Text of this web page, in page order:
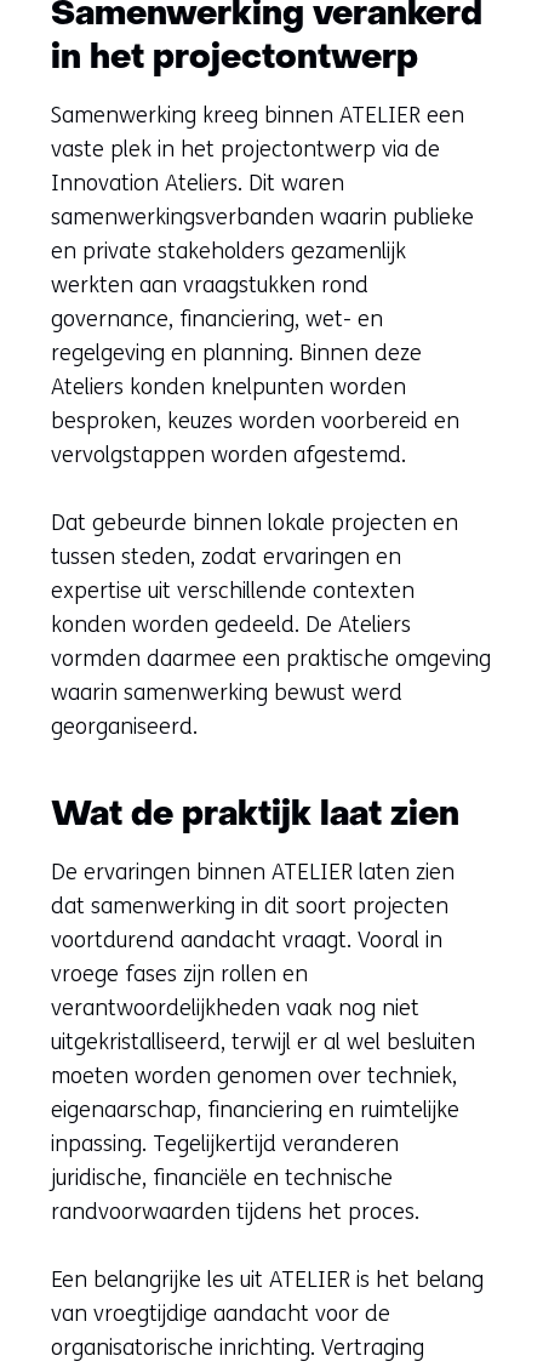
Samenwerking verankerd
in het projectontwerp
Samenwerking kreeg binnen ATELIER een
vaste plek in het projectontwerp via de
Innovation Ateliers. Dit waren
samenwerkingsverbanden waarin publieke
en private stakeholders gezamenlijk
werkten aan vraagstukken rond
governance, financiering, wet- en
regelgeving en planning. Binnen deze
Ateliers konden knelpunten worden
besproken, keuzes worden voorbereid en
vervolgstappen worden afgestemd.
Dat gebeurde binnen lokale projecten en
tussen steden, zodat ervaringen en
expertise uit verschillende contexten
konden worden gedeeld. De Ateliers
vormden daarmee een praktische omgeving
waarin samenwerking bewust werd
georganiseerd.
Wat de praktijk laat zien
De ervaringen binnen ATELIER laten zien
dat samenwerking in dit soort projecten
voortdurend aandacht vraagt. Vooral in
vroege fases zijn rollen en
verantwoordelijkheden vaak nog niet
uitgekristalliseerd, terwijl er al wel besluiten
moeten worden genomen over techniek,
eigenaarschap, financiering en ruimtelijke
inpassing. Tegelijkertijd veranderen
juridische, financiële en technische
randvoorwaarden tijdens het proces.
Een belangrijke les uit ATELIER is het belang
van vroegtijdige aandacht voor de
organisatorische inrichting. Vertraging